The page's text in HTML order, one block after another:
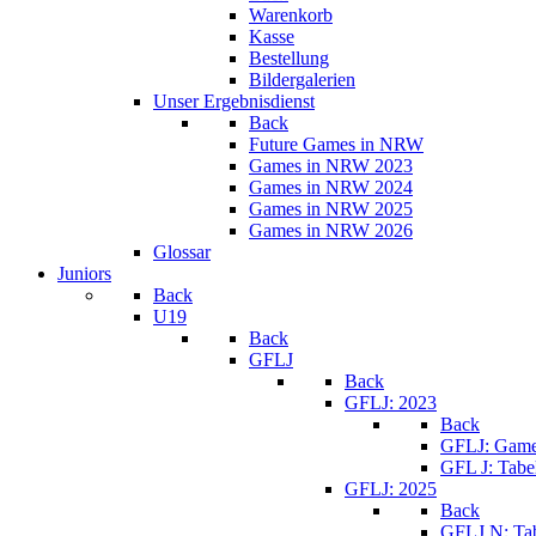
Warenkorb
Kasse
Bestellung
Bildergalerien
Unser Ergebnisdienst
Back
Future Games in NRW
Games in NRW 2023
Games in NRW 2024
Games in NRW 2025
Games in NRW 2026
Glossar
Juniors
Back
U19
Back
GFLJ
Back
GFLJ: 2023
Back
GFLJ:
GFL J:
GFLJ: 2025
Back
GFLJ N: